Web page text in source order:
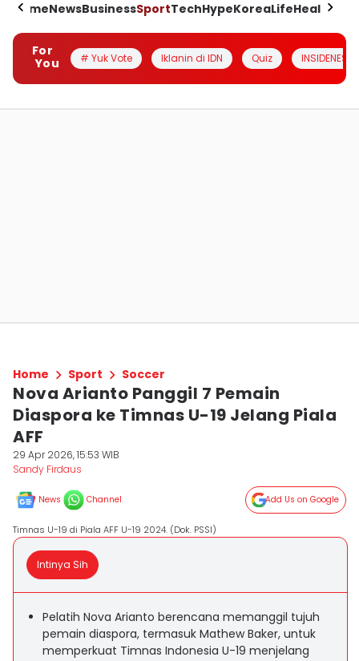
HomeNewsBusinessSportTechHypeKoreaLifeHealth
For
You
# Yuk Vote Iklanin di IDN Quiz INSIDENESIA
Home Sport Soccer
Nova Arianto Panggil 7 Pemain
Diaspora ke Timnas U-19 Jelang Piala
AFF
29 Apr 2026, 15:53 WIB
Sandy Firdaus
News Channel Add Us on Google
Timnas U-19 di Piala AFF U-19 2024. (Dok. PSSI)
Intinya Sih
Pelatih Nova Arianto berencana memanggil tujuh
pemain diaspora, termasuk Mathew Baker, untuk
memperkuat Timnas Indonesia U-19 menjelang